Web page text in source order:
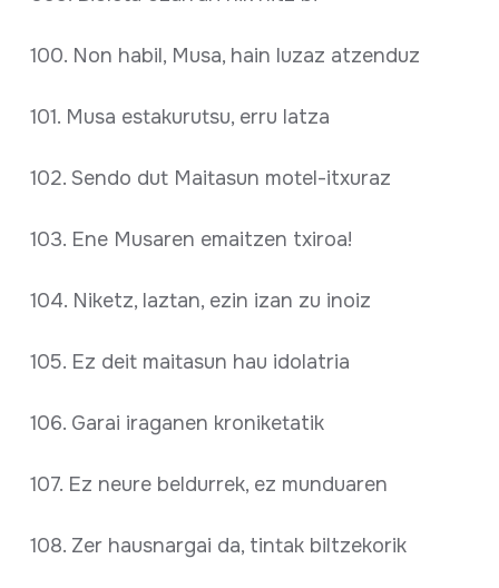
100. Non habil, Musa, hain luzaz atzenduz
101. Musa estakurutsu, erru latza
102. Sendo dut Maitasun motel-itxuraz
103. Ene Musaren emaitzen txiroa!
104. Niketz, laztan, ezin izan zu inoiz
105. Ez deit maitasun hau idolatria
106. Garai iraganen kroniketatik
107. Ez neure beldurrek, ez munduaren
108. Zer hausnargai da, tintak biltzekorik